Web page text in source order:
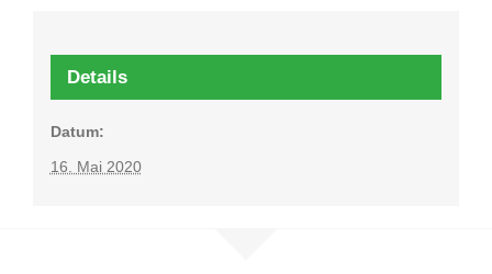
Details
Datum:
16. Mai 2020